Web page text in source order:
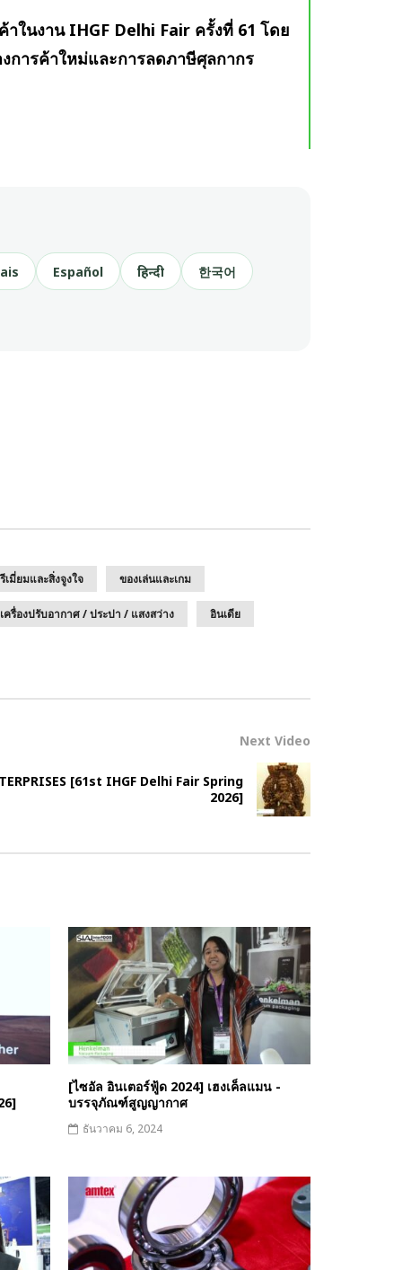
ในงาน IHGF Delhi Fair ครั้งที่ 61 โดย
การค้าใหม่และการลดภาษีศุลกากร
Español हिन्दी 한국어
มี่ยมและสิ่งจูงใจ ของเล่นและเกม
ครื่องปรับอากาศ / ประปา / แสงสว่าง อินเดีย
Next Video
[61st IHGF Delhi Fair Spring
2026]
[ไซอัล อินเตอร์ฟู้ด 2024] เฮงเค็ลแมน -
บรรจุภัณฑ์สูญญากาศ
ธันวาคม 6, 2024